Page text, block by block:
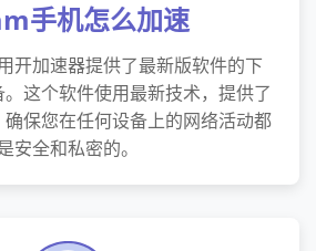
手机怎么加速
开加速器提供了最新版软件的下
这个软件使用最新技术，提供了
保您在任何设备上的网络活动都
安全和私密的。